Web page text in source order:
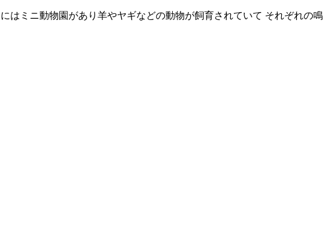
はミニ動物園があり羊やヤギなどの動物が飼育されていて それぞれの